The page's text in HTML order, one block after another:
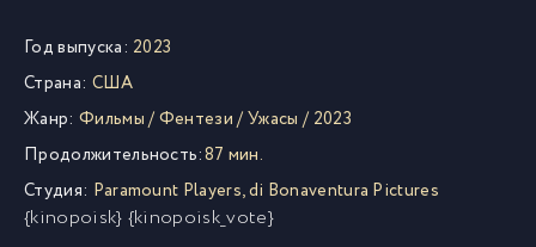
Год выпуска: 2023
Страна: США
Жанр: Фильмы/Фентези/Ужасы / 2023
Продолжительность:87 мин.
Студия: Paramount Players,di Bonaventura Pictures
{kinopoisk} {kinopoisk_vote}